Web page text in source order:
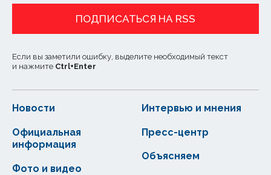
ПОДПИСАТЬСЯ НА RSS
Если вы заметили ошибку, выделите необходимый текст
и нажмите Ctrl+Enter
Новости
Официальная
информация
Интервью и мнения
Фото и видео
Пресс-центр
Объясняем